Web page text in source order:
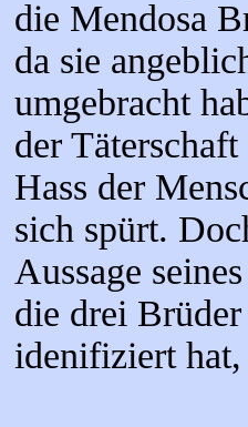
die Mendosa
da sie
umgebracht
der
Hass der
sich spürt.
Aussage
die drei
idenifiziert